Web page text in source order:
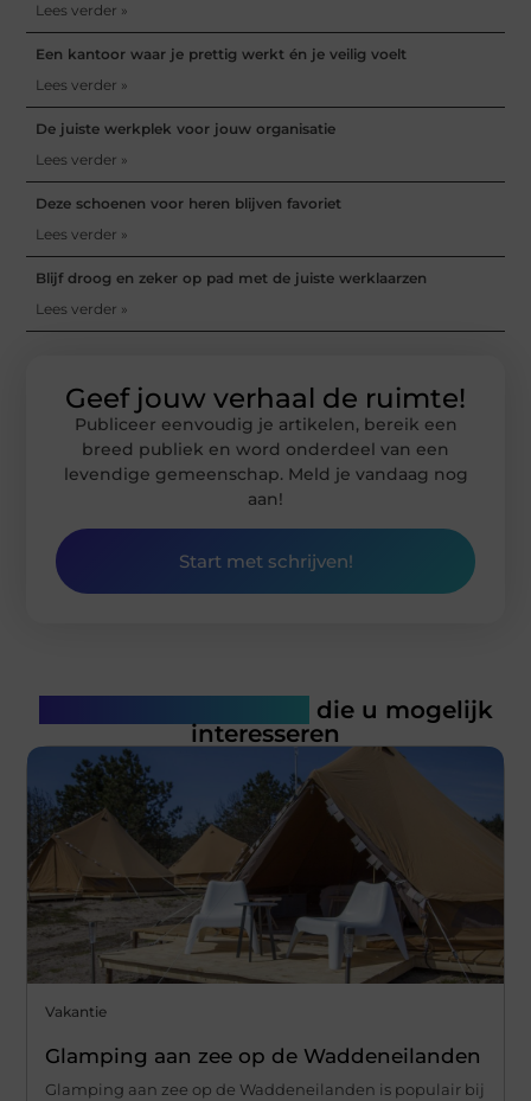
Lees verder »
Een kantoor waar je prettig werkt én je veilig voelt
Lees verder »
De juiste werkplek voor jouw organisatie
Lees verder »
Deze schoenen voor heren blijven favoriet
Lees verder »
Blijf droog en zeker op pad met de juiste werklaarzen
Lees verder »
Geef jouw verhaal de ruimte!
Publiceer eenvoudig je artikelen, bereik een
breed publiek en word onderdeel van een
levendige gemeenschap. Meld je vandaag nog
aan!
Start met schrijven!
die u mogelijk
interesseren
Vakantie
Glamping aan zee op de Waddeneilanden
Glamping aan zee op de Waddeneilanden is populair bij